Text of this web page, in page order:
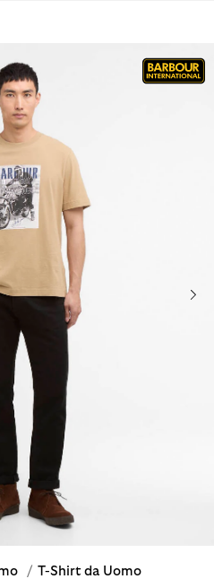
Dichiarazione di Accessibilità
/ T-Shirt da Uomo